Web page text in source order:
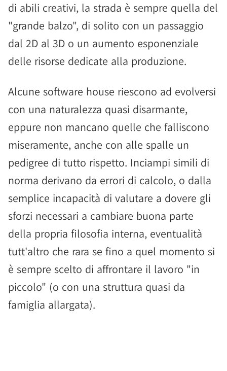
di abili creativi, la strada è sempre quella del
"grande balzo", di solito con un passaggio
dal 2D al 3D o un aumento esponenziale
delle risorse dedicate alla produzione.
Alcune software house riescono ad evolversi
con una naturalezza quasi disarmante,
eppure non mancano quelle che falliscono
miseramente, anche con alle spalle un
pedigree di tutto rispetto. Inciampi simili di
norma derivano da errori di calcolo, o dalla
semplice incapacità di valutare a dovere gli
sforzi necessari a cambiare buona parte
della propria filosofia interna, eventualità
tutt'altro che rara se fino a quel momento si
è sempre scelto di affrontare il lavoro "in
piccolo" (o con una struttura quasi da
famiglia allargata).